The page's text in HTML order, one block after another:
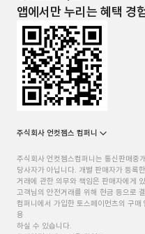
앱에서만 누리는 혜택 경
주식회사 언컷젬스 컴퍼니
주식회사 언컷젬스컴퍼니는 통신판매중
당사자가 아닙니다. 개별 판매자가 등록
거래에 관한 의무와 책임은 판매자에게
고객님의 안전거래를 위해 현금 등으로
컴퍼니에서 가입한 토스페이먼츠의 구매
용
하실 수 있습니다.